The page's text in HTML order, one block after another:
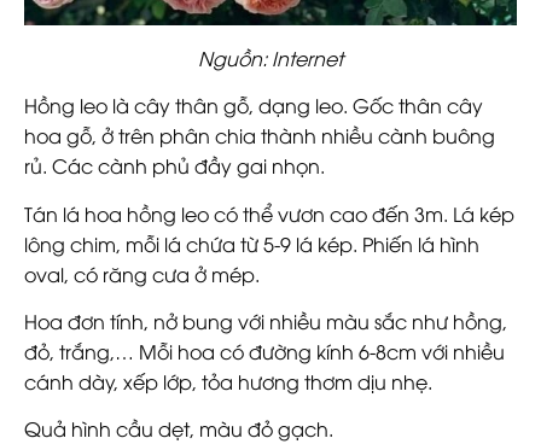
Nguồn: Internet
Hồng leo là cây thân gỗ, dạng leo. Gốc thân cây
hoa gỗ, ở trên phân chia thành nhiều cành buông
rủ. Các cành phủ đầy gai nhọn.
Tán lá hoa hồng leo có thể vươn cao đến 3m. Lá kép
lông chim, mỗi lá chứa từ 5-9 lá kép. Phiến lá hình
oval, có răng cưa ở mép.
Hoa đơn tính, nở bung với nhiều màu sắc như hồng,
đỏ, trắng,… Mỗi hoa có đường kính 6-8cm với nhiều
cánh dày, xếp lớp, tỏa hương thơm dịu nhẹ.
Quả hình cầu dẹt, màu đỏ gạch.